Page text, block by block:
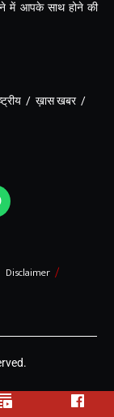
में आपके साथ होने की
/ ख़ास खबर /
Disclaimer